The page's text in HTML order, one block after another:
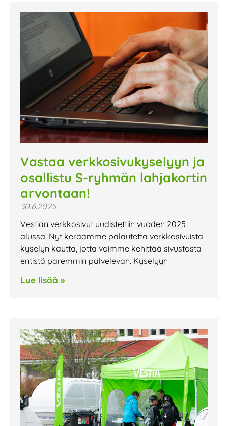
Vastaa verkkosivukyselyyn ja
osallistu S-ryhmän lahjakortin
arvontaan!
30.6.2025
Vestian verkkosivut uudistettiin vuoden 2025
alussa. Nyt keräämme palautetta verkkosivuista
kyselyn kautta, jotta voimme kehittää sivustosta
entistä paremmin palvelevan. Kyselyyn
Lue lisää »